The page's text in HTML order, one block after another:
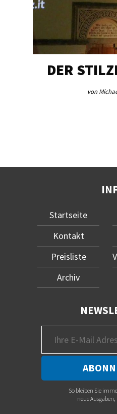
DER
von
Startseite
Kontakt
Preisliste
Archiv
So bleiben Sie
neue